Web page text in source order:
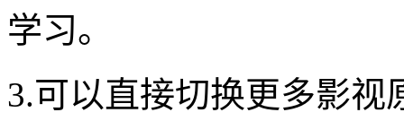
学习。
3.可以直接切换更多影